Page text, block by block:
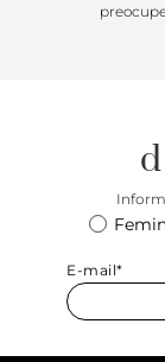
E-mail*